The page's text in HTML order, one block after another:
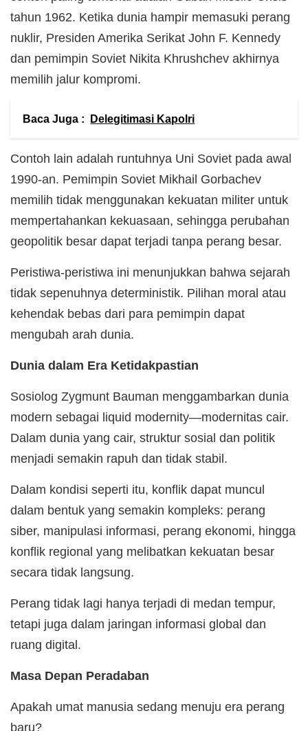
tahun 1962. Ketika dunia hampir memasuki perang
nuklir, Presiden Amerika Serikat John F. Kennedy
dan pemimpin Soviet Nikita Khrushchev akhirnya
memilih jalur kompromi.
Baca Juga : Delegitimasi Kapolri
Contoh lain adalah runtuhnya Uni Soviet pada awal
1990-an. Pemimpin Soviet Mikhail Gorbachev
memilih tidak menggunakan kekuatan militer untuk
mempertahankan kekuasaan, sehingga perubahan
geopolitik besar dapat terjadi tanpa perang besar.
Peristiwa-peristiwa ini menunjukkan bahwa sejarah
tidak sepenuhnya deterministik. Pilihan moral atau
kehendak bebas dari para pemimpin dapat
mengubah arah dunia.
Dunia dalam Era Ketidakpastian
Sosiolog Zygmunt Bauman menggambarkan dunia
modern sebagai liquid modernity—modernitas cair.
Dalam dunia yang cair, struktur sosial dan politik
menjadi semakin rapuh dan tidak stabil.
Dalam kondisi seperti itu, konflik dapat muncul
dalam bentuk yang semakin kompleks: perang
siber, manipulasi informasi, perang ekonomi, hingga
konflik regional yang melibatkan kekuatan besar
secara tidak langsung.
Perang tidak lagi hanya terjadi di medan tempur,
tetapi juga dalam jaringan informasi global dan
ruang digital.
Masa Depan Peradaban
Apakah umat manusia sedang menuju era perang
baru?